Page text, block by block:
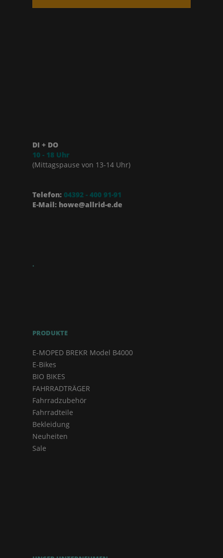
DI + DO
10 - 18 Uhr
(Mittagspause von 13-14 Uhr)
Telefon: 04392 - 400 91-91
E-Mail: howe@allrid-e.de
.
PRODUKTE
E-MOPED BREKR Model B4000
E-Bikes
BIO BIKES
FAHRRADTRÄGER
Fahrradzubehör
Fahrradteile
Bekleidung
Neuheiten
Sale